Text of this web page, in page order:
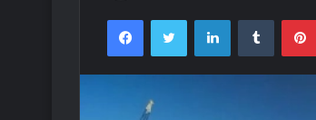
FacebookTwitter LinkedInTumblr